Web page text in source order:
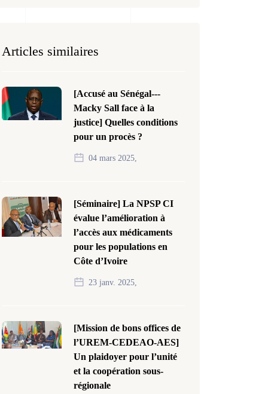
Articles similaires
[Accusé au Sénégal---
Macky Sall face à la
justice] Quelles conditions
pour un procès ?
04 mars 2025,
[Séminaire] La NPSP CI
évalue l’amélioration à
l’accès aux médicaments
pour les populations en
Côte d’Ivoire
23 janv. 2025,
[Mission de bons offices de
l’UREM-CEDEAO-AES]
Un plaidoyer pour l’unité
et la coopération sous-
régionale